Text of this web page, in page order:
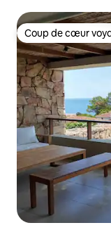
Coup de cœur
Coup de cœur